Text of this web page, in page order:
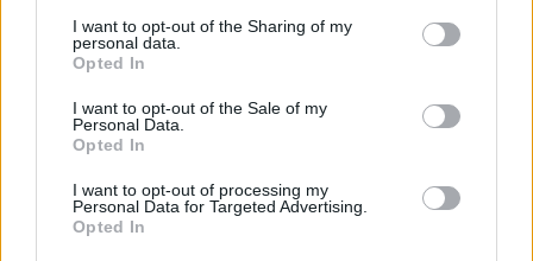
I want to opt-out of the Sharing of my
personal data.
Opted In
I want to opt-out of the Sale of my
Personal Data.
Opted In
I want to opt-out of processing my
Personal Data for Targeted Advertising.
Opted In
Sužinokite pagal savo
gimimo datą, kas buvote
praėjusiame gyvenime:
numerologų paslaptis
Anglijai nelaimėjus
Pasaulio futbolo
koreguoti tatuiruotę